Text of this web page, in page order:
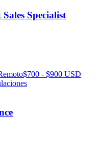
Specialist
$700 - $900 USD